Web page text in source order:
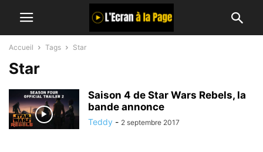
Accueil Tags Star
Star
Saison 4 de Star Wars Rebels, la
bande annonce
Teddy - 2 septembre 2017